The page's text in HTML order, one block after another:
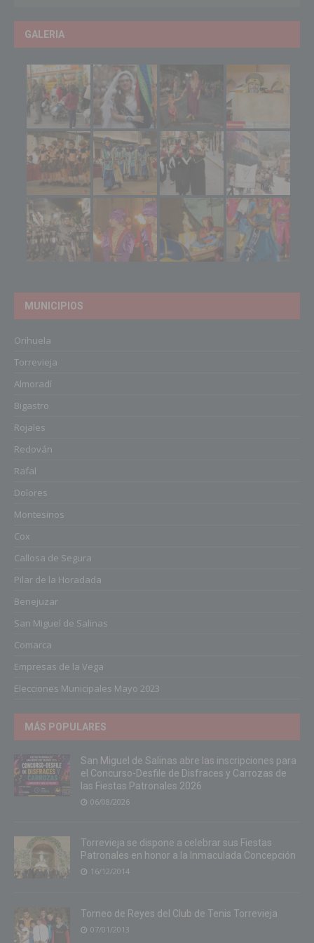
GALERIA
MUNICIPIOS
Orihuela
Torrevieja
Almoradí
Bigastro
Rojales
Redován
Rafal
Dolores
Montesinos
Cox
Callosa de Segura
Pilar de la Horadada
Benejuzar
San Miguel de Salinas
Comarca
Empresas de la Vega
Elecciones Municipales Mayo 2023
MÁS POPULARES
San Miguel de Salinas abre las inscripciones para
el Concurso-Desfile de Disfraces y Carrozas de
las Fiestas Patronales 2026
06/08/2026
Torrevieja se dispone a celebrar sus Fiestas
Patronales en honor a la Inmaculada Concepción
16/12/2014
Torneo de Reyes del Club de Tenis Torrevieja
07/01/2013